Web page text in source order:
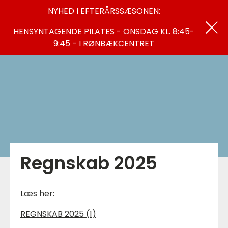
NYHED I EFTERÅRSSÆSONEN:
HENSYNTAGENDE PILATES - ONSDAG KL. 8:45-
9:45 - I RØNBÆKCENTRET
Regnskab 2025
Læs her:
REGNSKAB 2025 (1)